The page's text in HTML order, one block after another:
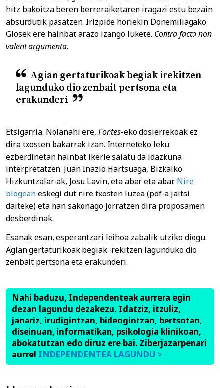
hitz bakoitza beren berreraiketaren iragazi estu bezain
absurdutik pasatzen. Irizpide horiekin Donemiliagako
Glosek ere hainbat arazo izango lukete. Contra facta non
valent argumenta.
Agian gertaturikoak begiak irekitzen
lagunduko dio zenbait pertsona eta
erakunderi
Etsigarria. Nolanahi ere, Fontes-eko dosierrekoak ez
dira txosten bakarrak izan. Interneteko leku
ezberdinetan hainbat ikerle saiatu da idazkuna
interpretatzen. Juan Inazio Hartsuaga, Bizkaiko
Hizkuntzalariak, Josu Lavin, eta abar eta abar. Nire
blogeaneskegi dut nire txosten luzea (pdf-a jaitsi
daiteke) eta han sakonago jorratzen dira proposamen
desberdinak.
Esanak esan, esperantzari leihoa zabalik utziko diogu.
Agian gertaturikoak begiak irekitzen lagunduko dio
zenbait pertsona eta erakunderi.
Nahi baduzu, Independenteak aurrera egin
dezan lagundu dezakezu. Idatziz, itzuliz,
janariz, irudigintzan, bideogintzan, bertsotan,
diseinuan, informatikan, psikologia klinikoan,
abokatutzan edo diruz ere bai. Ziberjazarpenari
aurre! INDEPENDENTEA LAGUNDU >